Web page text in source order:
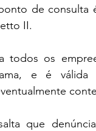
de
II.
todos os
e é válida
que